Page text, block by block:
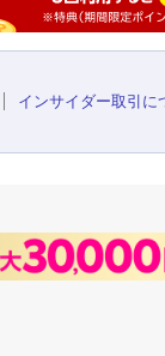
インサイダー取引に